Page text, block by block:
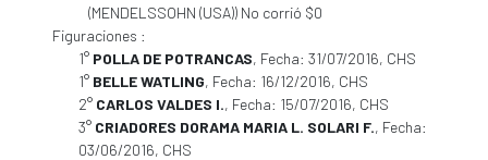
(MENDELSSOHN (USA)) No corrió $0
Figuraciones :
1° POLLA DE POTRANCAS, Fecha: 31/07/2016, CHS
1° BELLE WATLING, Fecha: 16/12/2016, CHS
2° CARLOS VALDES I., Fecha: 15/07/2016, CHS
3° CRIADORES DORAMA MARIA L. SOLARI F., Fecha:
03/06/2016, CHS